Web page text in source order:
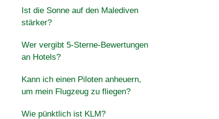
Ist die Sonne auf den Malediven
stärker?
Wer vergibt 5-Sterne-Bewertungen
an Hotels?
Kann ich einen Piloten anheuern,
um mein Flugzeug zu fliegen?
Wie pünktlich ist KLM?